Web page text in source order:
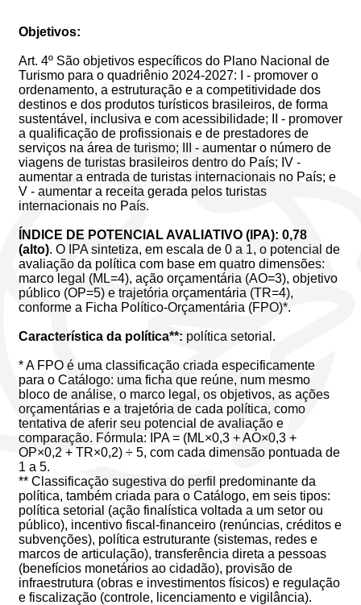
Objetivos:
Art. 4º São objetivos específicos do Plano Nacional de
Turismo para o quadriênio 2024-2027: I - promover o
ordenamento, a estruturação e a competitividade dos
destinos e dos produtos turísticos brasileiros, de forma
sustentável, inclusiva e com acessibilidade; II - promover
a qualificação de profissionais e de prestadores de
serviços na área de turismo; III - aumentar o número de
viagens de turistas brasileiros dentro do País; IV -
aumentar a entrada de turistas internacionais no País; e
V - aumentar a receita gerada pelos turistas
internacionais no País.
ÍNDICE DE POTENCIAL AVALIATIVO (IPA): 0,78
(alto). O IPA sintetiza, em escala de 0 a 1, o potencial de
avaliação da política com base em quatro dimensões:
marco legal (ML=4), ação orçamentária (AO=3), objetivo
público (OP=5) e trajetória orçamentária (TR=4),
conforme a Ficha Político-Orçamentária (FPO)*.
Característica da política**: política setorial.
* A FPO é uma classificação criada especificamente
para o Catálogo: uma ficha que reúne, num mesmo
bloco de análise, o marco legal, os objetivos, as ações
orçamentárias e a trajetória de cada política, como
tentativa de aferir seu potencial de avaliação e
comparação. Fórmula: IPA = (ML×0,3 + AO×0,3 +
OP×0,2 + TR×0,2) ÷ 5, com cada dimensão pontuada de
1 a 5.
** Classificação sugestiva do perfil predominante da
política, também criada para o Catálogo, em seis tipos:
política setorial (ação finalística voltada a um setor ou
público), incentivo fiscal-financeiro (renúncias, créditos e
subvenções), política estruturante (sistemas, redes e
marcos de articulação), transferência direta a pessoas
(benefícios monetários ao cidadão), provisão de
infraestrutura (obras e investimentos físicos) e regulação
e fiscalização (controle, licenciamento e vigilância).